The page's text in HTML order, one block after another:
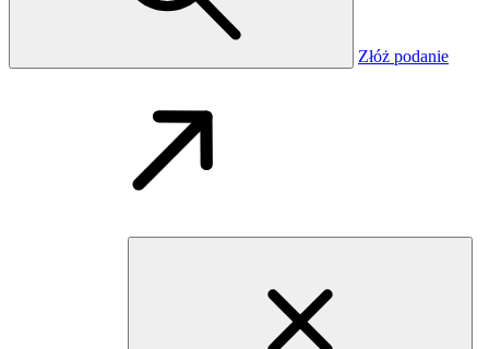
Złóż podanie